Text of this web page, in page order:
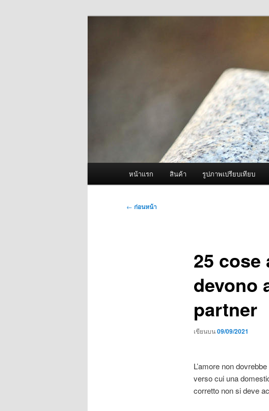
ผู้นำเข้าเครื่องพ่นห
Fogger One และ อ
หน้าแรก สินค้า รูปภาพเปรียบเทียบ
เมนู
← ก่อนหน้า
25 cose
devono
partner
เขียนบน09/09/2021
L’amore non
verso cui una
corretto non si deve